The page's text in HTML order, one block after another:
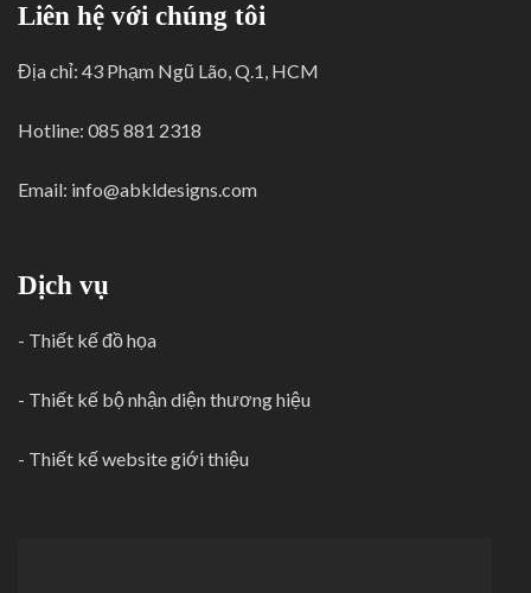
Liên hệ với chúng tôi
Địa chỉ: 43 Phạm Ngũ Lão, Q.1, HCM
Hotline: 085 881 2318
Email: info@abkldesigns.com
Dịch vụ
- Thiết kế đồ họa
- Thiết kế bộ nhận diện thương hiệu
- Thiết kế website giới thiệu